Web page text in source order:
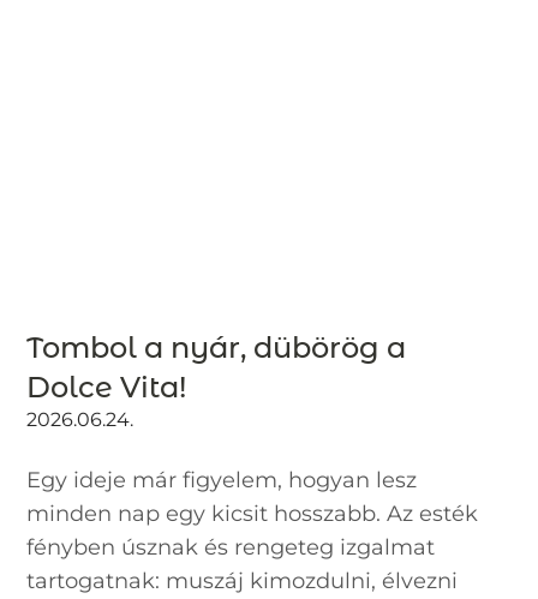
Tombol a nyár, dübörög a
Dolce Vita!
2026.06.24.
Egy ideje már figyelem, hogyan lesz
minden nap egy kicsit hosszabb. Az esték
fényben úsznak és rengeteg izgalmat
tartogatnak: muszáj kimozdulni, élvezni